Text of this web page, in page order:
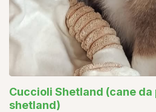
Cuccioli Shetland (cane
shetland)